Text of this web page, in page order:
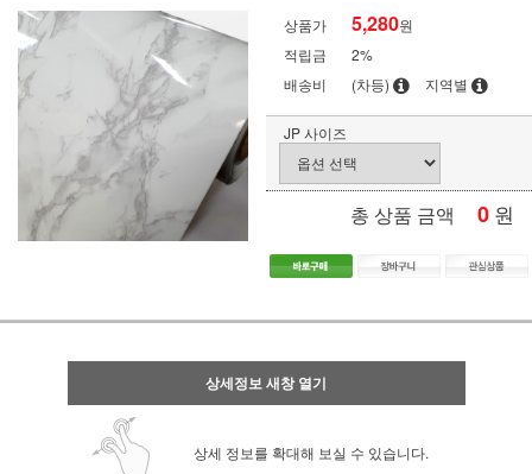
상품가 5,280원
적립금
2%
배송비
(차등) 지역별
JP 사이즈
총 상품 금액 0 원
상세정보 새창 열기
상세 정보를 확대해 보실 수 있습니다.